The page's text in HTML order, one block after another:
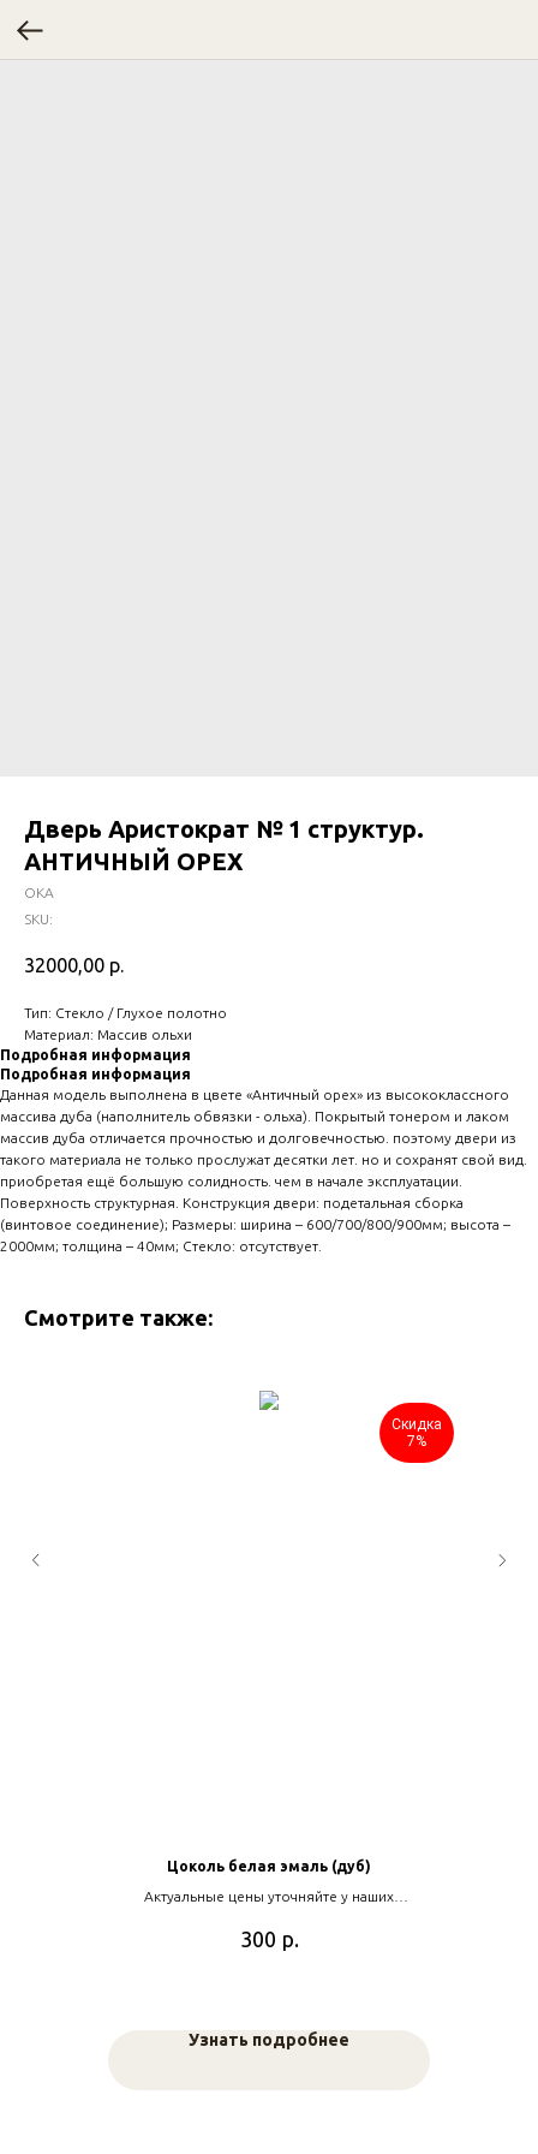
Дверь Аристократ № 1 структур.
АНТИЧНЫЙ ОРЕХ
ОКА
SKU:
32000,00 р.
Тип: Стекло / Глухое полотно
Материал: Массив ольхи
Подробная информация
Подробная информация
Данная модель выполнена в цвете «Античный орех» из высококлассного
массива дуба (наполнитель обвязки - ольха). Покрытый тонером и лаком
массив дуба отличается прочностью и долговечностью. поэтому двери из
такого материала не только прослужат десятки лет. но и сохранят свой вид.
приобретая ещё большую солидность. чем в начале эксплуатации.
Поверхность структурная. Конструкция двери: подетальная сборка
(винтовое соединение); Размеры: ширина – 600/700/800/900мм; высота –
2000мм; толщина – 40мм; Стекло: отсутствует.
Смотрите также:
Скидка
7%
Цоколь белая эмаль (дуб)
Актуальные цены уточняйте у наших
300 р.
Узнать подробнее